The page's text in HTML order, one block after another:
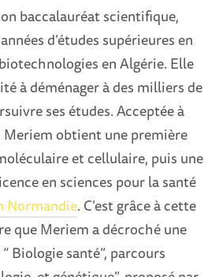
baccalauréat scientifique,
d’études supérieures en
en Algérie. Elle
à déménager à des milliers de
ses études. Acceptée à
Meriem obtient une première
et cellulaire, puis une
en sciences pour la santé
Normandie. C’est grâce à cette
que Meriem a décroché une
Biologie santé”, parcours